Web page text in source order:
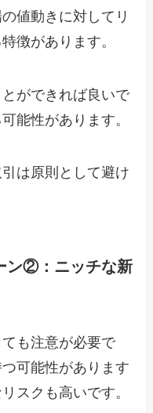
値動きに対してリ
徴があります。
ができれば良いで
能性があります。
は原則として避け
ン②：ニッチな新
も注意が必要で
可能性があります
スクも高いです。